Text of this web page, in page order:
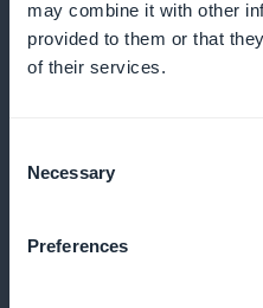
may combine it with other
provided to them or that
of their services.
Selection
Necessary
Preferences
Format podcast
aux podcasts scientifiques.